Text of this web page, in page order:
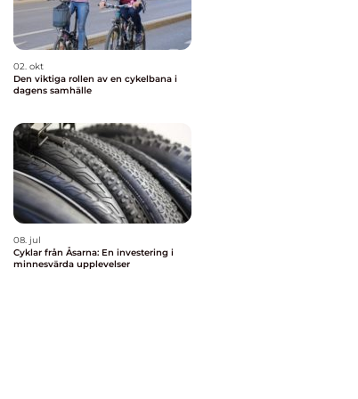
02. okt
Den viktiga rollen av en cykelbana i
dagens samhälle
08. jul
Cyklar från Åsarna: En investering i
minnesvärda upplevelser